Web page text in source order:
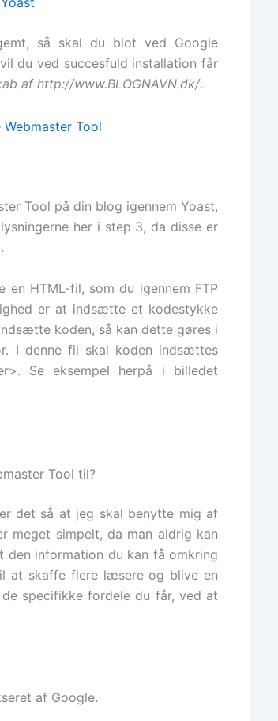
så skal du blot ved Google
du ved succesfuld installation får
af http://www.BLOGNAVN.dk/.
Tool på din blog igennem Yoast,
her i step 3, da disse er
en HTML-fil, som du igennem FTP
er at indsætte et kodestykke
koden, så kan dette gøres i
I denne fil skal koden indsættes
Se eksempel herpå i billedet
Tool til?
det så at jeg skal benytte mig af
meget simpelt, da man aldrig kan
information du kan få omkring
at skaffe flere læsere og blive en
specifikke fordele du får, ved at
af Google.